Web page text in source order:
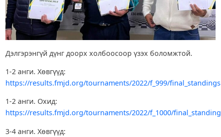
Дэлгэрэнгүй дүнг доорх холбоосоор үзэх боломжтой.
1-2 анги. Хөвгүүд:
https://results.fmjd.org/tournaments/2022/f_999/
1-2 анги. Охид:
https://results.fmjd.org/tournaments/2022/f_1000/
3-4 анги. Хөвгүүд: